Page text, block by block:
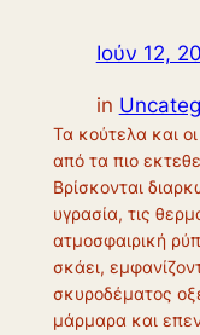
Ιούν 12,
in
Τα κούτελα και
από τα πιο
Βρίσκονται
υγρασία, τις
ατμοσφαιρική
σκάει,
σκυροδέματος
μάρμαρα και